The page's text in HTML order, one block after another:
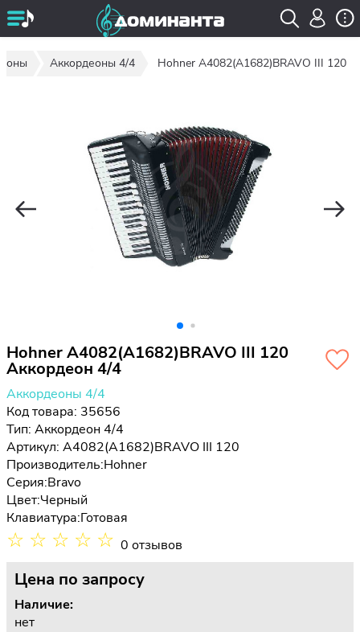
Аккордеоны 4/4 Hohner A4082(A1682)BRAVO III 120
Hohner A4082(A1682)BRAVO III 120
Аккордеон 4/4
Аккордеоны 4/4
Код товара: 35656
Тип: Аккордеон 4/4
Артикул: A4082(A1682)BRAVO III 120
Производитель:Hohner
Серия:Bravo
Цвет:Черный
Клавиатура:Готовая
☆ ☆ ☆ ☆ ☆ 0 отзывов
Цена по запросу
Наличие:
нет